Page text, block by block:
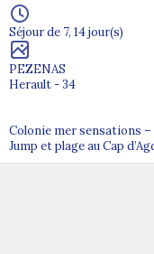
Séjour de 7, 14 jour(s)
PEZENAS
Herault - 34
Colonie mer sensations –
Jump et plage au Cap